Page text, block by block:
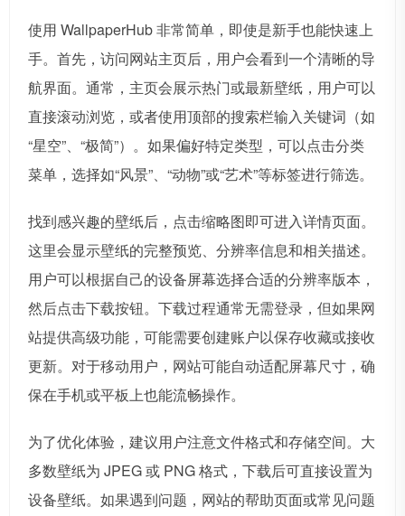
使用 WallpaperHub 非常简单，即使是新手也能快速上
手。首先，访问网站主页后，用户会看到一个清晰的导
航界面。通常，主页会展示热门或最新壁纸，用户可以
直接滚动浏览，或者使用顶部的搜索栏输入关键词（如
“星空”、“极简”）。如果偏好特定类型，可以点击分类
菜单，选择如“风景”、“动物”或“艺术”等标签进行筛选。
找到感兴趣的壁纸后，点击缩略图即可进入详情页面。
这里会显示壁纸的完整预览、分辨率信息和相关描述。
用户可以根据自己的设备屏幕选择合适的分辨率版本，
然后点击下载按钮。下载过程通常无需登录，但如果网
站提供高级功能，可能需要创建账户以保存收藏或接收
更新。对于移动用户，网站可能自动适配屏幕尺寸，确
保在手机或平板上也能流畅操作。
为了优化体验，建议用户注意文件格式和存储空间。大
多数壁纸为 JPEG 或 PNG 格式，下载后可直接设置为
设备壁纸。如果遇到问题，网站的帮助页面或常见问题